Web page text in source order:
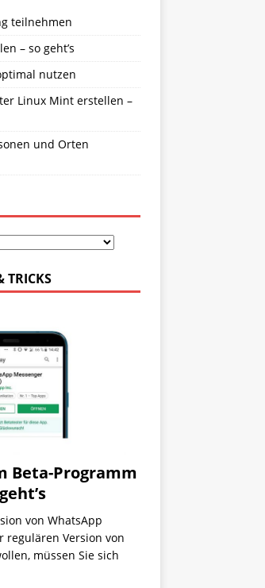
teilnehmen
– so geht’s
nutzen
Linux Mint erstellen –
und Orten
TRICKS
Beta-Programm
von WhatsApp
regulären Version von
müssen Sie sich